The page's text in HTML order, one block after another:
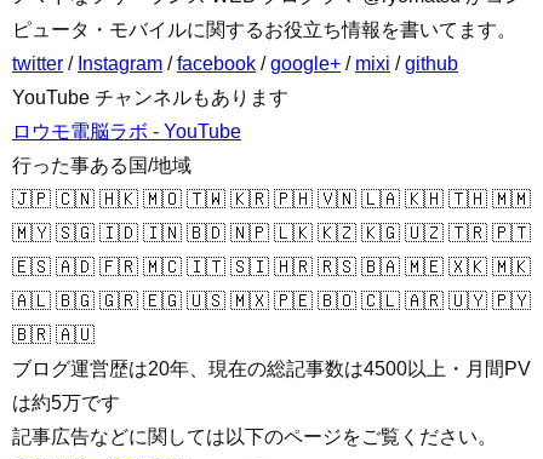
ピュータ・モバイルに関するお役立ち情報を書いてます。
twitter / Instagram /facebook /google+ / mixi /github
YouTube チャンネルもあります
ロウモ電脳ラボ - YouTube
行った事ある国/地域
🇯🇵 🇨🇳 🇭🇰 🇲🇴 🇹🇼 🇰🇷 🇵🇭 🇻🇳 🇱🇦 🇰🇭 🇹🇭 🇲🇲
🇲🇾 🇸🇬 🇮🇩 🇮🇳 🇧🇩 🇳🇵 🇱🇰 🇰🇿 🇰🇬 🇺🇿 🇹🇷 🇵🇹
🇪🇸 🇦🇩 🇫🇷 🇲🇨 🇮🇹 🇸🇮 🇭🇷 🇷🇸 🇧🇦 🇲🇪 🇽🇰 🇲🇰
🇦🇱 🇧🇬 🇬🇷 🇪🇬 🇺🇸 🇲🇽 🇵🇪 🇧🇴 🇨🇱 🇦🇷 🇺🇾 🇵🇾
🇧🇷 🇦🇺
ブログ運営歴は20年、現在の総記事数は4500以上・月間PV
は約5万です
記事広告などに関しては以下のページをご覧ください。